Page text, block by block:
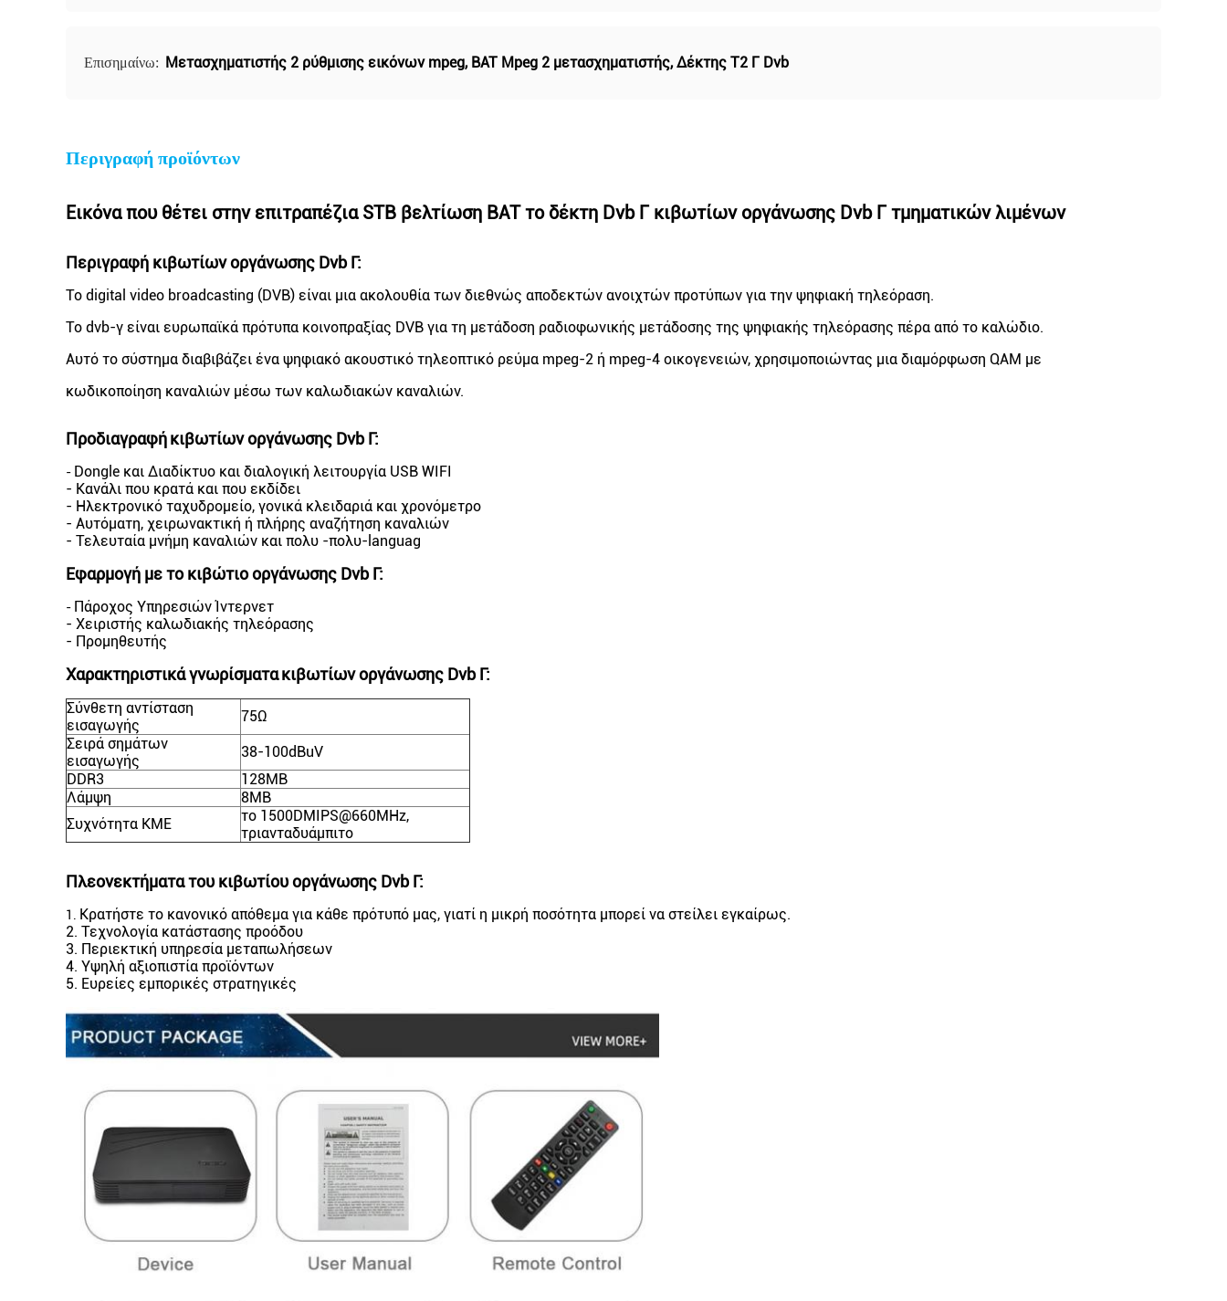
Επισημαίνω: Μετασχηματιστής 2 ρύθμισης εικόνων mpeg, BAT Mpeg 2 μετασχηματιστής,Δέκτης T2 Γ Dvb
Περιγραφή προϊόντων
Εικόνα που θέτει στην επιτραπέζια STB βελτίωση BAT το δέκτη Dvb Γ κιβωτίων οργάνωσης Dvb Γ τμηματικών λιμένων
Περιγραφή κιβωτίων οργάνωσης Dvb Γ:
Το digital video broadcasting (DVB) είναι μια ακολουθία των διεθνώς αποδεκτών ανοιχτών προτύπων για την ψηφιακή τηλεόραση.
Το dvb-γ είναι ευρωπαϊκά πρότυπα κοινοπραξίας DVB για τη μετάδοση ραδιοφωνικής μετάδοσης της ψηφιακής τηλεόρασης πέρα από το καλώδιο.
Αυτό το σύστημα διαβιβάζει ένα ψηφιακό ακουστικό τηλεοπτικό ρεύμα mpeg-2 ή mpeg-4 οικογενειών, χρησιμοποιώντας μια διαμόρφωση QAM με
κωδικοποίηση καναλιών μέσω των καλωδιακών καναλιών.
Προδιαγραφήκιβωτίων οργάνωσης Dvb Γ:
- Dongle και Διαδίκτυο και διαλογική λειτουργία USB WIFI
- Κανάλι που κρατά και που εκδίδει
- Ηλεκτρονικό ταχυδρομείο, γονικά κλειδαριά και χρονόμετρο
- Αυτόματη, χειρωνακτική ή πλήρης αναζήτηση καναλιών
- Τελευταία μνήμη καναλιών και πολυ -πολυ-languag
Εφαρμογή μετο κιβώτιο οργάνωσης Dvb Γ:
- Πάροχος Υπηρεσιών Ίντερνετ
- Χειριστής καλωδιακής τηλεόρασης
- Προμηθευτής
Χαρακτηριστικά γνωρίσματακιβωτίων οργάνωσης Dvb Γ:
Σύνθετη αντίσταση
εισαγωγής
75Ω
Σειρά σημάτων
εισαγωγής
38-100dBuV
DDR3
128MB
Λάμψη
8MB
Συχνότητα ΚΜΕ
το 1500DMIPS@660MHz,
τριανταδυάμπιτο
Πλεονεκτήματατου κιβωτίου οργάνωσης Dvb Γ:
1. Κρατήστε το κανονικό απόθεμα για κάθε πρότυπό μας, γιατί η μικρή ποσότητα μπορεί να στείλει εγκαίρως.
2. Τεχνολογία κατάστασης προόδου
3. Περιεκτική υπηρεσία μεταπωλήσεων
4. Υψηλή αξιοπιστία προϊόντων
5. Ευρείες εμπορικές στρατηγικές